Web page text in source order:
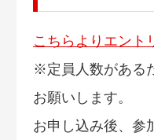
こちらよりエント
※定員人数がある
お願いします。
お申し込み後、参